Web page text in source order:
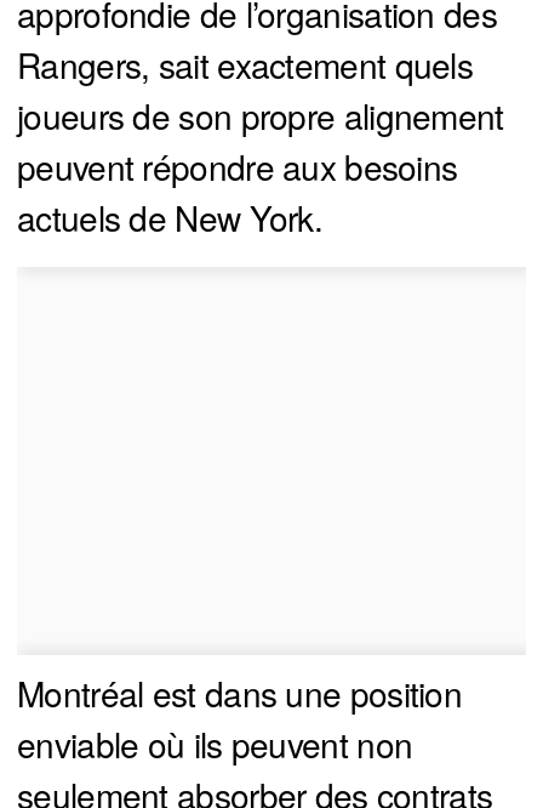
approfondie de l’organisation des
Rangers, sait exactement quels
joueurs de son propre alignement
peuvent répondre aux besoins
actuels de New York.
Montréal est dans une position
enviable où ils peuvent non
seulement absorber des contrats